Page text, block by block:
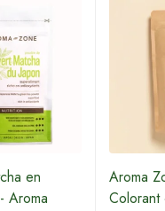
en
Aroma
Aroma
Colorant